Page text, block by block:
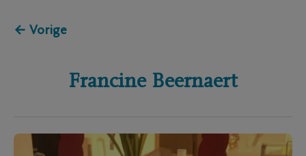
← Vorige
Francine Beernaert